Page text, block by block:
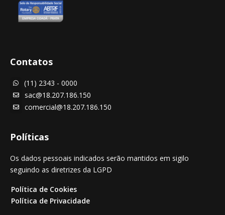
Contatos
 (11) 2343 - 0000
 sac@18.207.186.150
 comercial@18.207.186.150
Políticas
Os dados pessoais indicados serão mantidos em sigilo
seguindo as diretrizes da LGPD
Política de Cookies
Política de Privacidade